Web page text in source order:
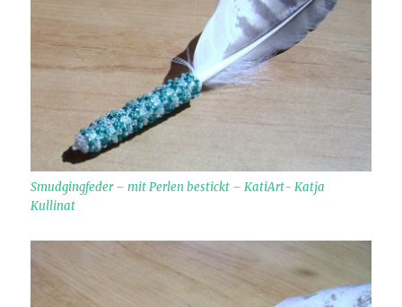
Smudgingfeder – mit Perlen bestickt – KatiArt- Katja
Kullinat